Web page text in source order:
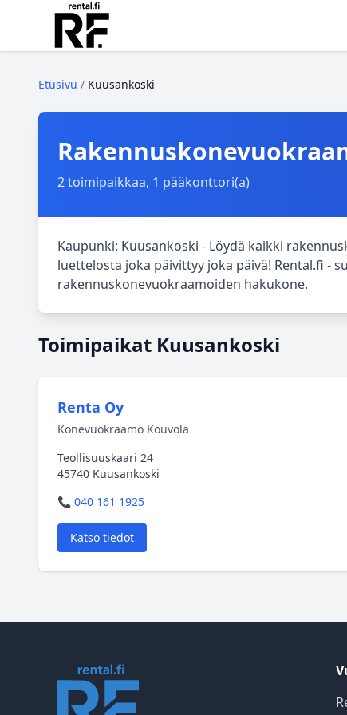
Etusivu / Kuusankoski
2 toimipaikkaa, 1 pääkonttori(a)
Kaupunki: Kuusankoski - Löydä kaikki
luettelosta joka päivittyy joka päivä! Rental.fi -
rakennuskonevuokraamoiden hakukone.
Toimipaikat Kuusankoski
Renta Oy
Konevuokraamo Kouvola
Teollisuuskaari 24
45740 Kuusankoski
📞 040 161 1925
Katso tiedot